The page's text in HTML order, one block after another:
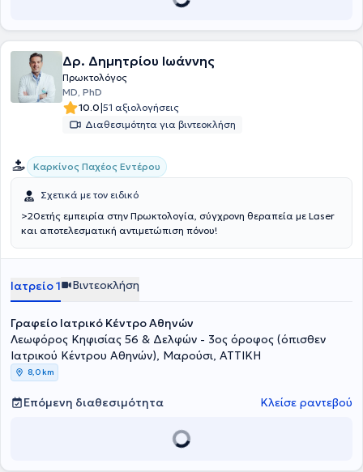
Δρ. Δημητρίου Ιωάννης
Πρωκτολόγος
MD, PhD
10.0|51 αξιολογήσεις
Διαθεσιμότητα για βιντεοκλήση
Καρκίνος Παχέος Εντέρου
Σχετικά με τον ειδικό
>20ετής εμπειρία στην Πρωκτολογία, σύγχρονη θεραπεία με Laser
και αποτελεσματική αντιμετώπιση πόνου!
Ιατρείο 1 Βιντεοκλήση
Γραφείο Ιατρικό Κέντρο Αθηνών
Λεωφόρος Κηφισίας 56 & Δελφών - 3ος όροφος (όπισθεν
Ιατρικού Κέντρου Αθηνών), Μαρούσι, ΑΤΤΙΚΗ
8,0 km
Επόμενη διαθεσιμότητα Κλείσε ραντεβού